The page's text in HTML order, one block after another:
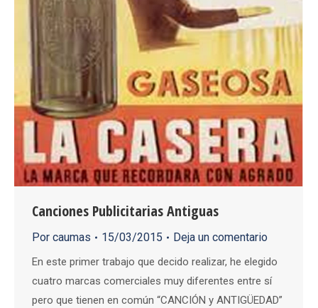
Canciones Publicitarias Antiguas
Por caumas 15/03/2015 Deja un comentario
En este primer trabajo que decido realizar, he elegido
cuatro marcas comerciales muy diferentes entre sí
pero que tienen en común “CANCIÓN y ANTIGÜEDAD”